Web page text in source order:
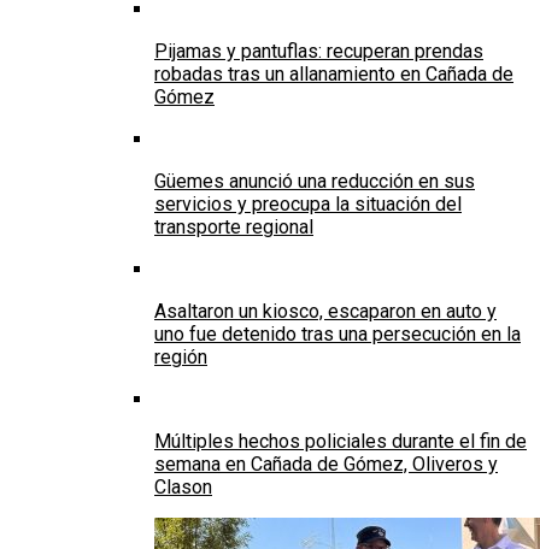
Pijamas y pantuflas: recuperan prendas
robadas tras un allanamiento en Cañada de
Gómez
Güemes anunció una reducción en sus
servicios y preocupa la situación del
transporte regional
Asaltaron un kiosco, escaparon en auto y
uno fue detenido tras una persecución en la
región
Múltiples hechos policiales durante el fin de
semana en Cañada de Gómez, Oliveros y
Clason